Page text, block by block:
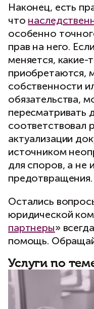
Наконец, есть
что
особенно
прав на него.
меняется,
приобретаются,
собственности
обязательства,
пересматривать
соответствовал
актуализации
источником
для споров, а не
предотвращения.
Остались
юридической
партнеры»
помощь.
Услуги по